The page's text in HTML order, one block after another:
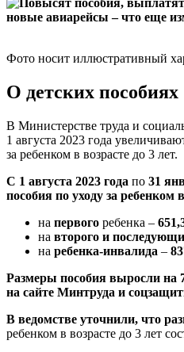
Фото носит иллюстративный
О детских пособиях
В Министерстве труда и
1 августа 2023 года
за ребенком в возрасте до 3 лет.
С 1 августа 2023 года по 31
пособия по уходу за ребенком
на первого ребенка –
на второго и
на ребенка-инвалида –
Размеры пособия выросли на
на сайте Минтруда и
В ведомстве уточнили, что
ребенком в возрасте до 3 лет